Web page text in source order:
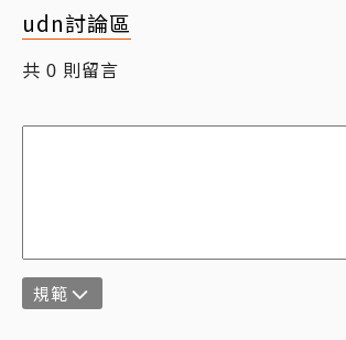
udn討論區
共 0 則留言
規範